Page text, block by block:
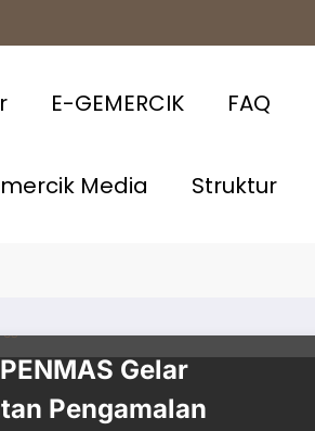
E-GEMERCIK FAQ
Media Struktur
Gelar
Pengamalan